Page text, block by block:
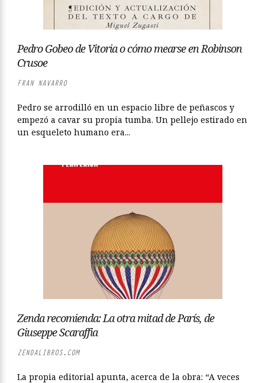
Pedro Gobeo de Vitoria o cómo mearse en Robinson
Crusoe
FRAN NAVARRO
Pedro se arrodilló en un espacio libre de peñascos y
empezó a cavar su propia tumba. Un pellejo estirado en
un esqueleto humano era...
Zenda recomienda: La otra mitad de París, de
Giuseppe Scaraffia
ZENDALIBROS.COM
La propia editorial apunta, acerca de la obra: “A veces